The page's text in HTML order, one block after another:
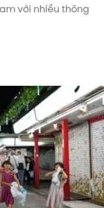
với nhiều thông